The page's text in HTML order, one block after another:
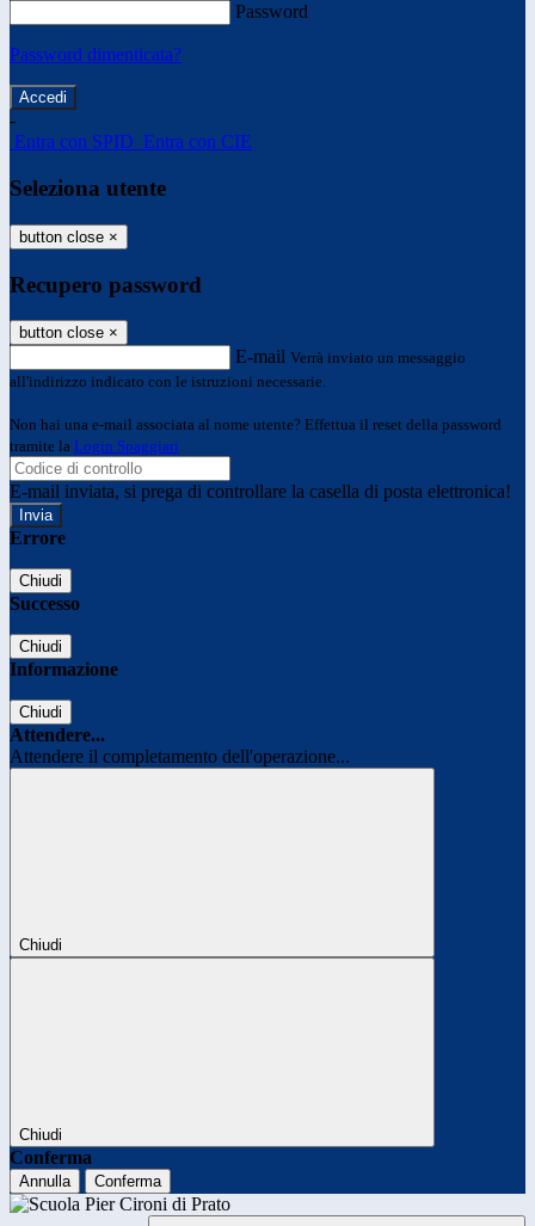
Password
Password dimenticata?
-
Entra con SPID Entra con CIE
Seleziona utente
button close ×
Recupero password
button close ×
E-mail Verrà inviato un messaggio
all'indirizzo indicato con le istruzioni necessarie.
Non hai una e-mail associata al nome utente? Effettua il reset della password
tramite la Login Spaggiari
E-mail inviata, si prega di controllare la casella di posta elettronica!
Errore
Chiudi
Successo
Chiudi
Informazione
Chiudi
Attendere...
Attendere il completamento dell'operazione...
Chiudi
Chiudi
Conferma
Annulla Conferma